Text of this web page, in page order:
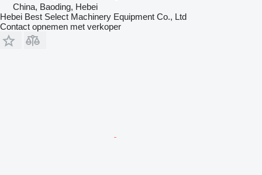
China, Baoding, Hebei
Hebei Best Select Machinery Equipment Co., Ltd
Contact opnemen met verkoper